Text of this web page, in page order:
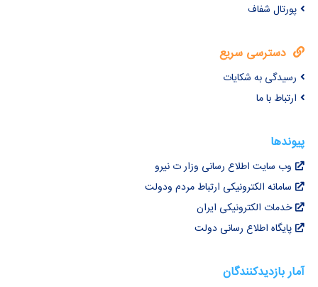
پورتال شفاف
دسترسی سریع
رسیدگی به شکایات
ارتباط با ما
پیوندها
وب سایت اطلاع رسانی وزار ت نیرو
سامانه الکترونیکی ارتباط مردم ودولت
خدمات الکترونیکی ایران
پایگاه اطلاع رسانی دولت
آمار بازدیدکنندگان